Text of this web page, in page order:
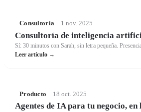
Consultoría 1 nov. 2025
Consultoría de inteligencia
Sí: 30 minutos con Sarah, sin letra pequeña.
Leer artículo →
Producto 18 oct. 2025
Agentes de IA para tu negocio,